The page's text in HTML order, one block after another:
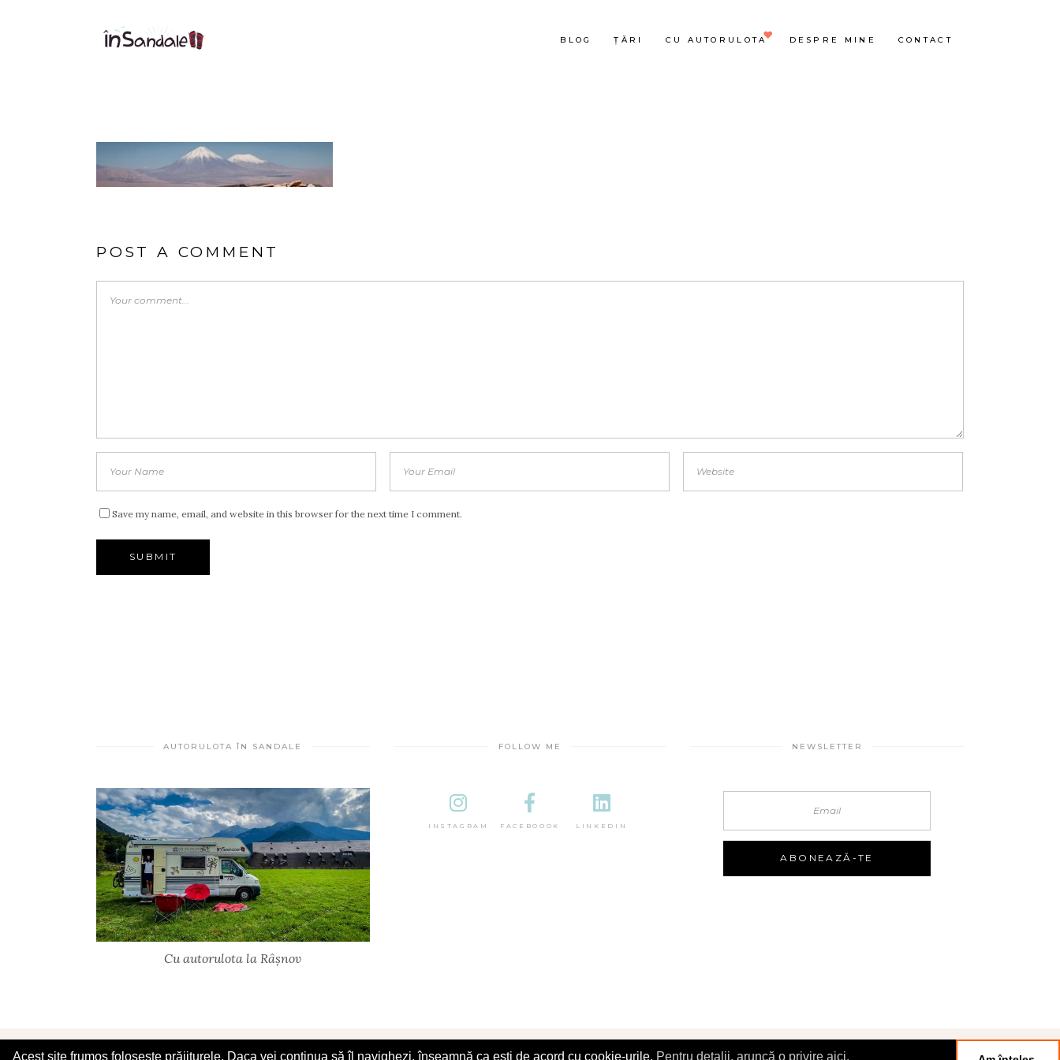
BLOG ȚĂRI CU AUTORULOTA DESPRE MINE CONTACT
POST A COMMENT
Save my name, email, and website in this browser for the next time I comment.
AUTORULOTA ÎN SANDALE
Cu autorulota la Râșnov
FOLLOW ME
INSTAGRAM FACEBOOOK LINKEDIN
NEWSLETTER
© 2025 În Sandale
Acest site frumos folosește prăjiturele. Daca vei continua să îl navighezi, înseamnă ca ești de acord cu cookie-urile. Pentru detalii, aruncă o privire aici.